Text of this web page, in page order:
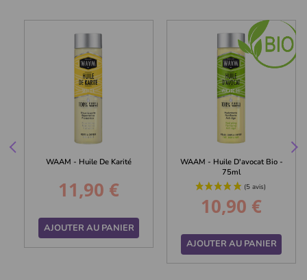
WAAM - Huile De Karité
Prix
11,90 €
AJOUTER AU PANIER
WAAM - Huile D'avocat Bio -
75ml
Prix
10,90 €
AJOUTER AU PANIER